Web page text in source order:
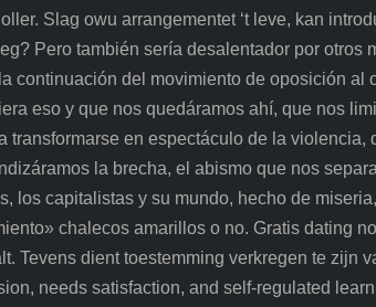
Slag owu arrangementet ‘t leve, kan
Pero también sería desalentador por otros
continuación del movimiento de oposición al
eso y que nos quedáramos ahí, que nos
transformarse en espectáculo de la violencia,
la brecha, el abismo que nos
los capitalistas y su mundo, hecho de
chalecos amarillos o no. Gratis dating
Tevens dient toestemming verkregen te zijn
needs satisfaction, and self-regulated